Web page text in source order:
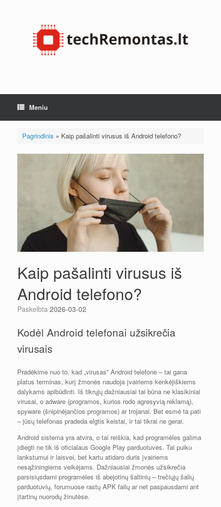
Meniu
Pagrindinis » Kaip pašalinti virusus iš Android telefono?
Kaip pašalinti virusus iš
Android telefono?
Paskelbta 2026-03-02
Kodėl Android telefonai užsikrečia
virusais
Pradėkime nuo to, kad „virusas” Android telefone – tai gana
platus terminas, kurį žmonės naudoja įvairiems kenkėjiškiems
dalykams apibūdinti. Iš tikrųjų dažniausiai tai būna ne klasikiniai
virusai, o adware (programos, kurios rodo agresyvią reklamą),
spyware (šnipinėjančios programos) ar trojanai. Bet esmė ta pati
– jūsų telefonas pradeda elgtis keistai, ir tai tikrai ne gerai.
Android sistema yra atvira, o tai reiškia, kad programėles galima
įdiegti ne tik iš oficialaus Google Play parduotuvės. Tai puiku
lankstumui ir laisvei, bet kartu atidaro duris įvairiems
nesąžiningiems veikėjams. Dažniausiai žmonės užsikrečia
parsisiųsdami programėles iš abejotinų šaltinių – trečiųjų šalių
parduotuvių, forumuose rastų APK failų ar net paspausdami ant
įtartinų nuorodų žinutėse.